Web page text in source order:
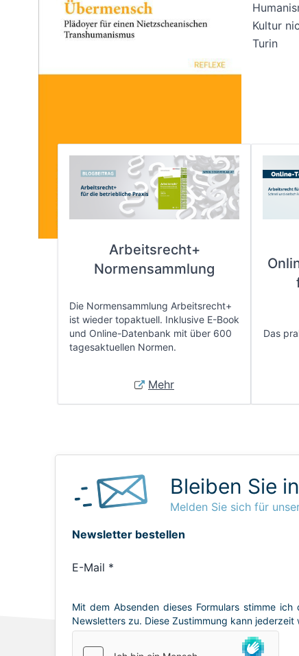
Kultur
Turin
Arbeitsrecht+
Normensammlung
Die Normensammlung Arbeitsrecht+
ist wieder topaktuell. Inklusive E-Book
und Online-Datenbank mit über 600
tagesaktuellen Normen.
Mehr
Das
Bleiben Sie
Melden Sie sich für